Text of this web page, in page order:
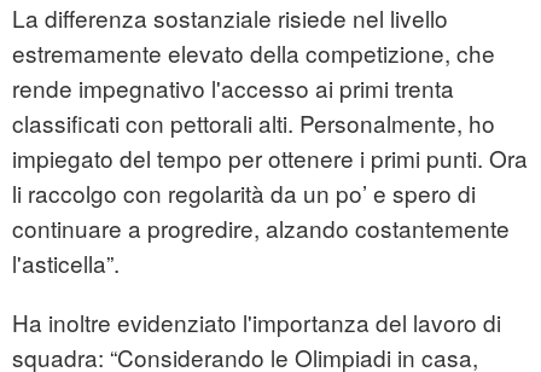
La differenza sostanziale risiede nel livello
estremamente elevato della competizione, che
rende impegnativo l'accesso ai primi trenta
classificati con pettorali alti. Personalmente, ho
impiegato del tempo per ottenere i primi punti. Ora
li raccolgo con regolarità da un po’ e spero di
continuare a progredire, alzando costantemente
l'asticella”.
Ha inoltre evidenziato l'importanza del lavoro di
squadra: “Considerando le Olimpiadi in casa,